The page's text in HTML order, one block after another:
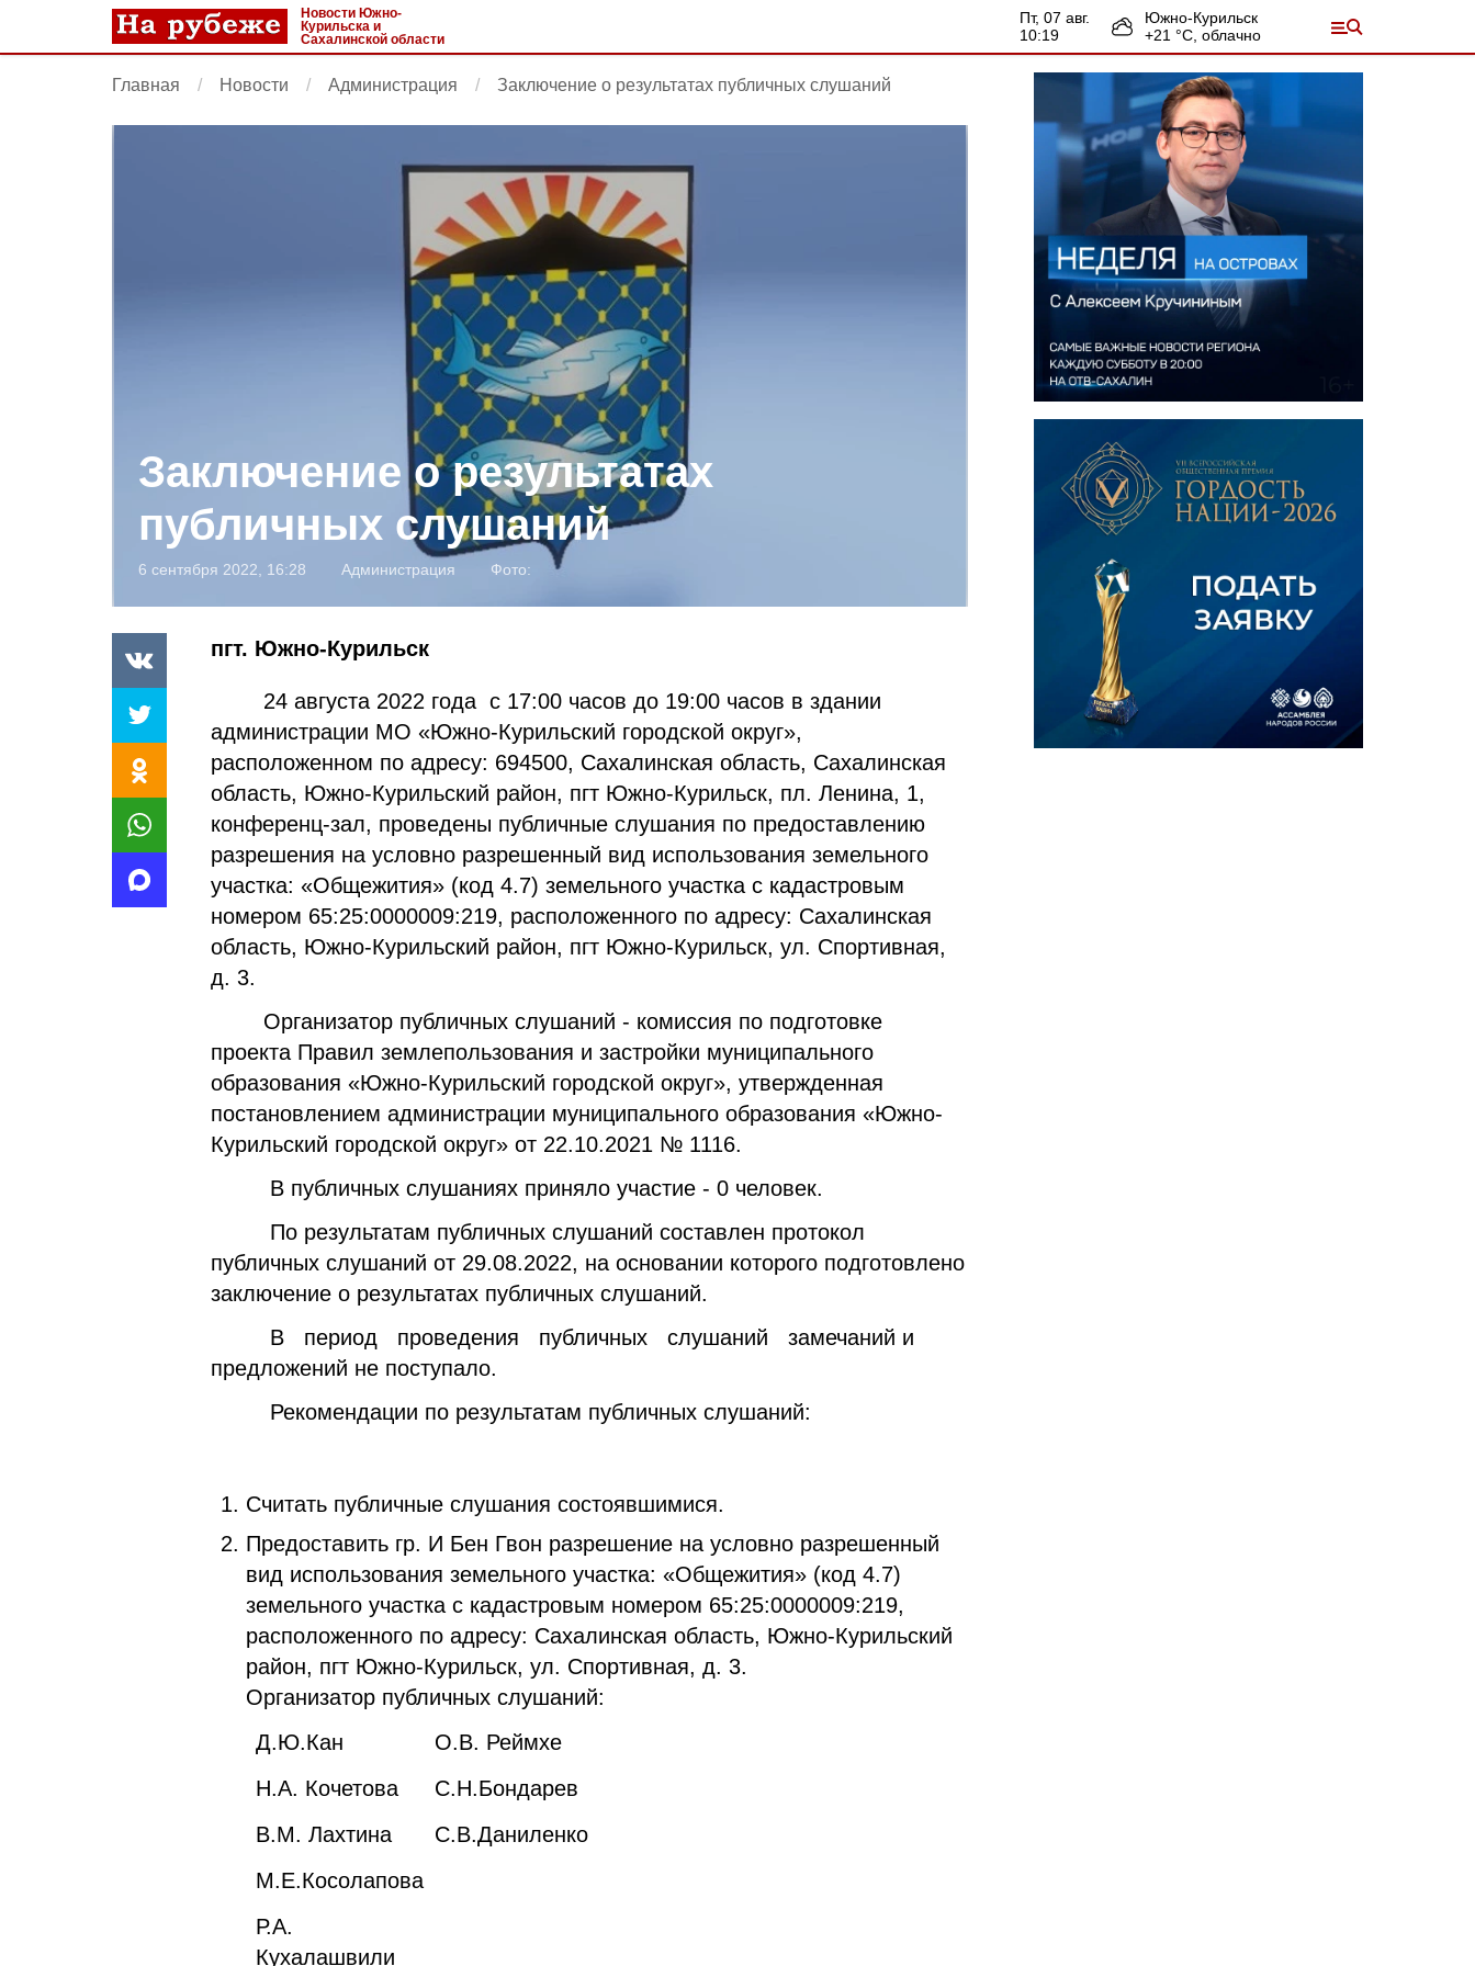
Новости Южно-
Курильска и
Сахалинской области
пт, 07 авг.
10:19
Южно-Курильск
+21 °С, облачно
Главная Новости Администрация Заключение о результатах публичных слушаний
Заключение о результатах
публичных слушаний
6 сентября 2022, 16:28 Администрация Фото:
пгт. Южно-Курильск
24 августа 2022 года с 17:00 часов до 19:00 часов в здании
администрации МО «Южно-Курильский городской округ»,
расположенном по адресу: 694500, Сахалинская область, Сахалинская
область, Южно-Курильский район, пгт Южно-Курильск, пл. Ленина, 1,
конференц-зал, проведены публичные слушания по предоставлению
разрешения на условно разрешенный вид использования земельного
участка: «Общежития» (код 4.7) земельного участка с кадастровым
номером 65:25:0000009:219, расположенного по адресу: Сахалинская
область, Южно-Курильский район, пгт Южно-Курильск, ул. Спортивная,
д. 3.
Организатор публичных слушаний - комиссия по подготовке
проекта Правил землепользования и застройки муниципального
образования «Южно-Курильский городской округ», утвержденная
постановлением администрации муниципального образования «Южно-
Курильский городской округ» от 22.10.2021 № 1116.
В публичных слушаниях приняло участие - 0 человек.
По результатам публичных слушаний составлен протокол
публичных слушаний от 29.08.2022, на основании которого подготовлено
заключение о результатах публичных слушаний.
В период проведения публичных слушаний замечаний и
предложений не поступало.
Рекомендации по результатам публичных слушаний:
Считать публичные слушания состоявшимися.
Предоставить гр. И Бен Гвон разрешение на условно разрешенный
вид использования земельного участка: «Общежития» (код 4.7)
земельного участка с кадастровым номером 65:25:0000009:219,
расположенного по адресу: Сахалинская область, Южно-Курильский
район, пгт Южно-Курильск, ул. Спортивная, д. 3.
Организатор публичных слушаний:
Д.Ю.Кан
О.В. Реймхе
Н.А. Кочетова
С.Н.Бондарев
В.М. Лахтина
С.В.Даниленко
М.Е.Косолапова
Р.А.
Кухалашвили